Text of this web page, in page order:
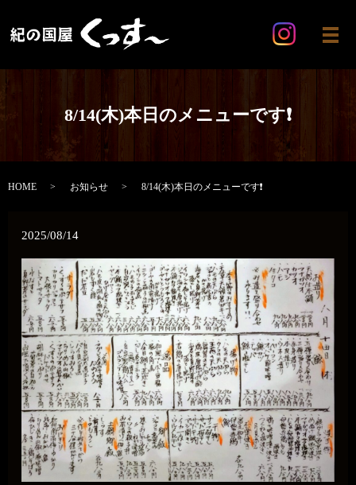
メ
8/14(木)本日のメニューです❗️
HOME お知らせ 8/14(木)本日のメニューです❗️
2025/08/14